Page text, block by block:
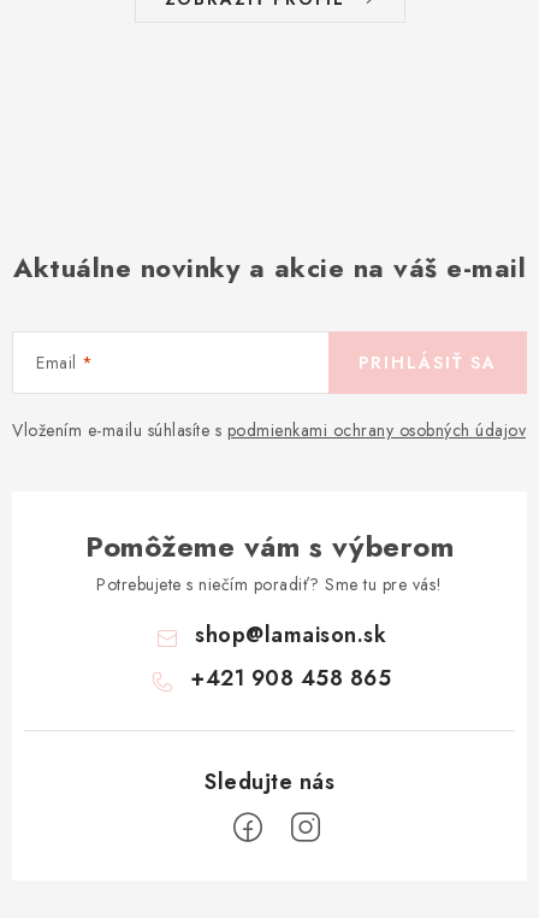
Aktuálne novinky a akcie na váš e-mail
Email
Vložením e-mailu súhlasíte s podmienkami ochrany osobných údajov
PRIHLÁSIŤ SA
Pomôžeme vám s výberom
Potrebujete s niečím poradiť? Sme tu pre vás!
shop@lamaison.sk
+421 908 458 865